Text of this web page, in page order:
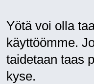
Yötä voi olla
käyttöömme.
taidetaan taas
kyse.